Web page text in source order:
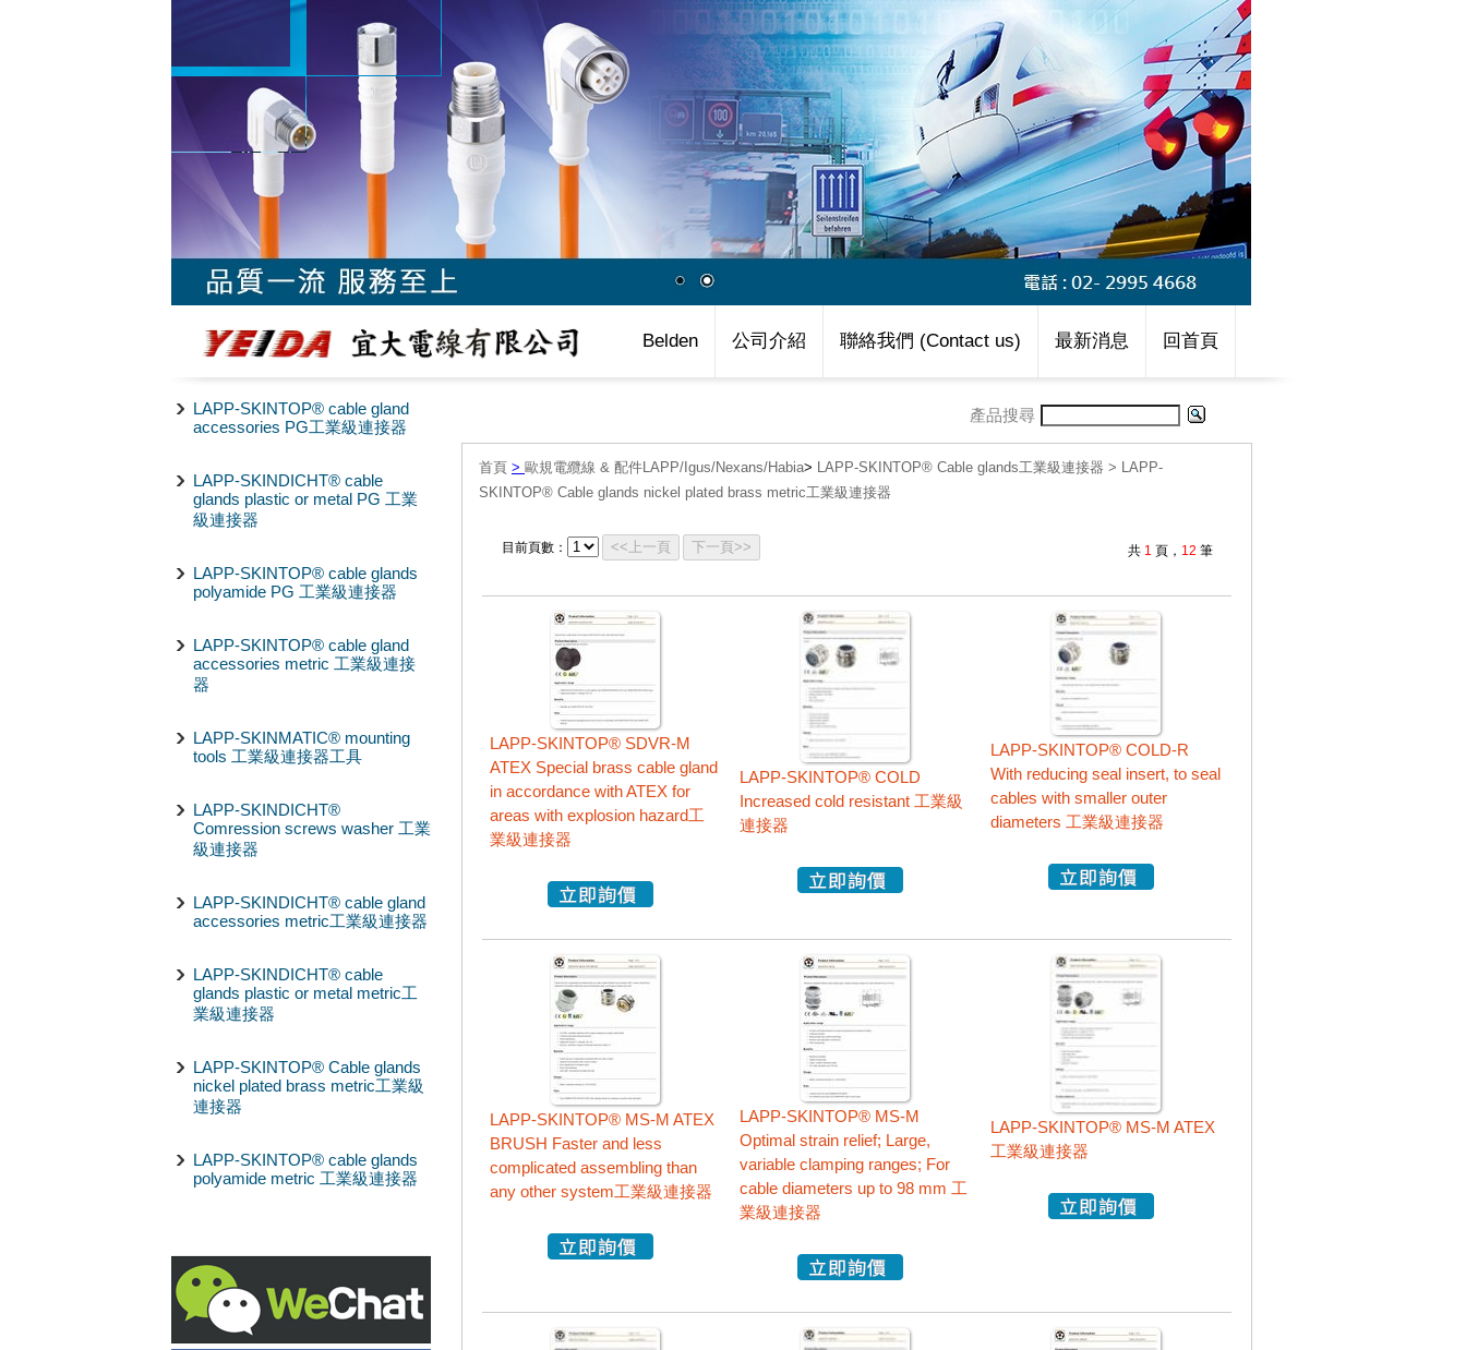
Belden 公司介紹 聯絡我們 (Contact us) 最新消息 回首頁
LAPP-SKINTOP® cable gland
accessories PG工業級連接器
LAPP-SKINDICHT® cable
glands plastic or metal PG 工業
級連接器
LAPP-SKINTOP® cable glands
polyamide PG 工業級連接器
LAPP-SKINTOP® cable gland
accessories metric 工業級連接
器
LAPP-SKINMATIC® mounting
tools 工業級連接器工具
LAPP-SKINDICHT®
Comression screws washer 工業
級連接器
LAPP-SKINDICHT® cable gland
accessories metric工業級連接器
LAPP-SKINDICHT® cable
glands plastic or metal metric工
業級連接器
LAPP-SKINTOP® Cable glands
nickel plated brass metric工業級
連接器
LAPP-SKINTOP® cable glands
polyamide metric 工業級連接器
產品搜尋
首頁 > 歐規電纜線 & 配件LAPP/Igus/Nexans/Habia> LAPP-SKINTOP® Cable glands工業級連接器 > LAPP-
SKINTOP® Cable glands nickel plated brass metric工業級連接器
目前頁數： <<上一頁 下一頁>> 共 1 頁， 12 筆
LAPP-SKINTOP® SDVR-M
ATEX Special brass cable gland
in accordance with ATEX for
areas with explosion hazard工
業級連接器
LAPP-SKINTOP® COLD
Increased cold resistant 工業級
連接器
LAPP-SKINTOP® COLD-R
With reducing seal insert, to seal
cables with smaller outer
diameters 工業級連接器
LAPP-SKINTOP® MS-M ATEX
BRUSH Faster and less
complicated assembling than
any other system工業級連接器
LAPP-SKINTOP® MS-M
Optimal strain relief; Large,
variable clamping ranges; For
cable diameters up to 98 mm 工
業級連接器
LAPP-SKINTOP® MS-M ATEX
工業級連接器